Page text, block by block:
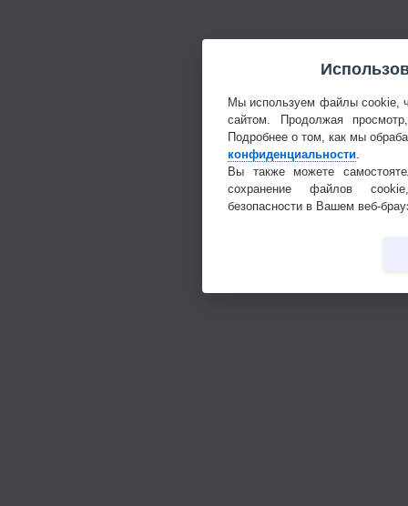
Мы используем файлы cookie,
сайтом. Продолжая
Подробнее о том, как мы
конфиденциальности
Вы также можете
сохранение файлов
безопасности в Вашем веб-